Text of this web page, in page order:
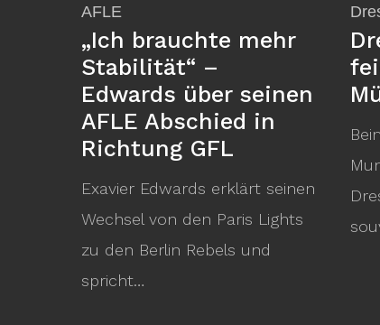
AFLE
„Ich brauchte mehr
Stabilität“ –
Edwards über seinen
AFLE Abschied in
Richtung GFL
Exavier Edwards erklärt seinen
Wechsel von den Paris Lights
zu den Berlin Rebels und
spricht…